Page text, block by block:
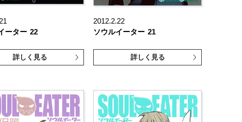
ーター 22
詳しく見る
2012.2.22
ソウルイーター 21
詳しく見る